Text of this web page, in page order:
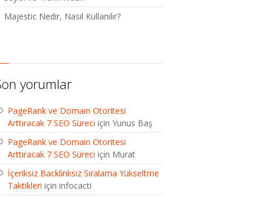
Majestic Nedir, Nasıl Kullanılır?
yorumlar
PageRank ve Domain Otoritesi
Arttıracak 7 SEO Süreci için Yunus Baş
PageRank ve Domain Otoritesi
Arttıracak 7 SEO Süreci için Murat
İçeriksiz Backlinksiz Sıralama Yükseltme
Taktikleri için infocacti